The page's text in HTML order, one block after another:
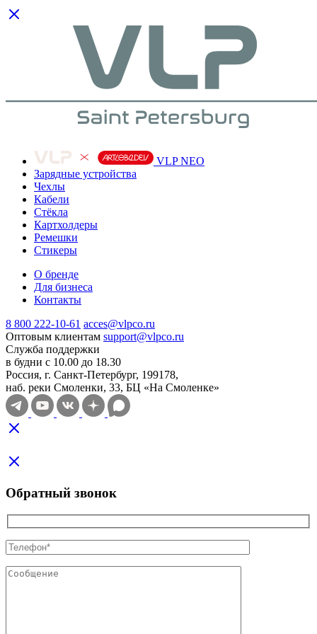
VLP NEO
Зарядные устройства
Чехлы
Кабели
Cтёкла
Картхолдеры
Ремешки
Стикеры
О бренде
Для бизнеса
Контакты
8 800 222-10-61 acces@vlpco.ru
Оптовым клиентам support@vlpco.ru
Служба поддержки
в будни с 10.00 до 18.30
Россия, г. Санкт-Петербург, 199178,
наб. реки Смоленки, 33, БЦ «На Смоленке»
Обратный звонок